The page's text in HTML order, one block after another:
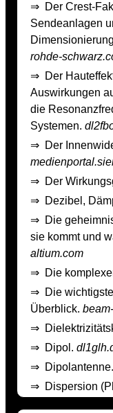
⇒ Der Crest-
Sendeanlagen
rohde-
⇒ Der
Auswirkungen
die
Systemen.
⇒ Der
⇒ Der
⇒ Dezibel,
⇒ Die
sie kommt und
altium.com
⇒ Die
⇒ Die
Überblick.
⇒
⇒ Dipol.
⇒ Dipolantenne.
⇒ Dispersion